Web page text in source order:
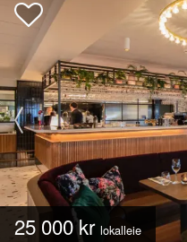
25 000 kr lokalleie